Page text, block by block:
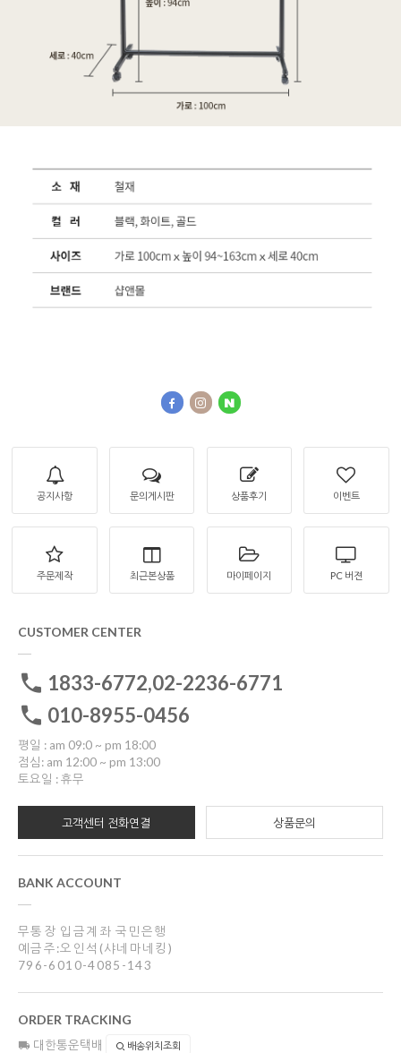
공지사항 문의게시판 상품후기 이벤트
주문제작 최근본상품 마이페이지 PC 버젼
CUSTOMER CENTER
1833-6772,02-2236-6771
010-8955-0456
평일 : am 09:0 ~ pm 18:00
점심: am 12:00 ~ pm 13:00
토요일 : 휴무
고객센터 전화연결 상품문의
BANK ACCOUNT
무통장 입금계좌 국민은행
예금주:오인석(샤네마네킹)
796-6010-4085-143
ORDER TRACKING
대한통운택배 배송위치조회